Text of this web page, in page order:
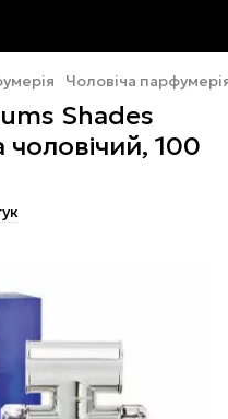
Чоловіча
Shades
100